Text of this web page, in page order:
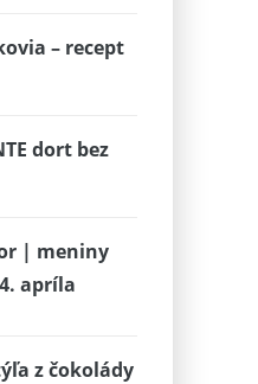
– recept
dort bez
| meniny
apríla
z čokolády